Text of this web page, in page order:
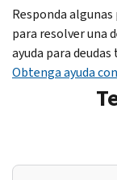
Responda
para resolver una
ayuda para
Obtenga ayuda